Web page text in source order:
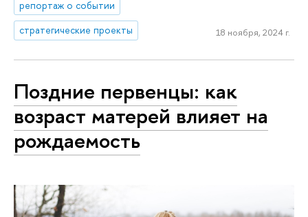
репортаж о событии
стратегические проекты
18 ноября, 2024 г.
Поздние первенцы: как
возраст матерей влияет на
рождаемость